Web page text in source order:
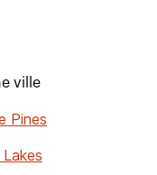
ville
Pines